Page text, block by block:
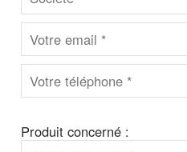
Produit concerné :